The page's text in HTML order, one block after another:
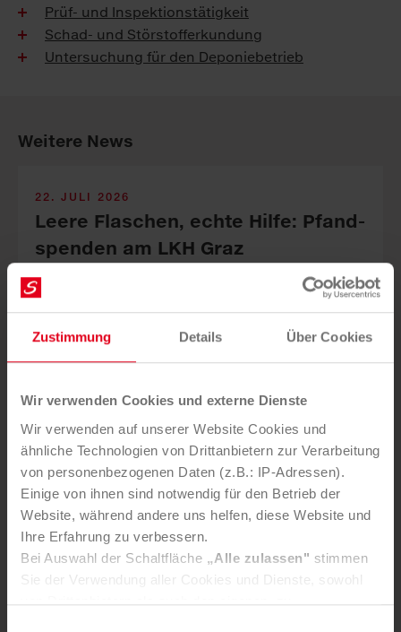
Zustimmung Details Über Cookies
Wir verwenden Cookies und externe Dienste
Wir verwenden auf unserer Website Cookies und
ähnliche Technologien von Drittanbietern zur Verarbeitung
von personenbezogenen Daten (z.B.: IP-Adressen).
Einige von ihnen sind notwendig für den Betrieb der
Website, während andere uns helfen, diese Website und
Ihre Erfahrung zu verbessern.
Bei Auswahl der Schaltfläche „Alle zulassen" stimmen
Sie der Verwendung aller Cookies und Dienste, sowohl
von Drittanbietern als auch den eigenen, zu.
Prüf- und Inspektionstätigkeit
Schad- und Störstofferkundung
Untersuchung für den Deponiebetrieb
Weitere News
22. JULI 2026
Leere Fla­sch­en, echte Hil­fe: Pfand­
spen­den am LKH Graz
LKH-Univ. Kli­ni­kum Graz, Sauber­macher-Out­sour­cing
und Odilien-In­stitut ver­binden Nach­haltig­keit mit ge­
21. JULI 2026